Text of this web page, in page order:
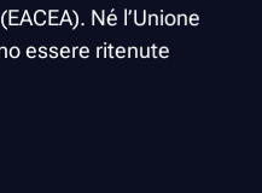
Né l’Unione
essere ritenute